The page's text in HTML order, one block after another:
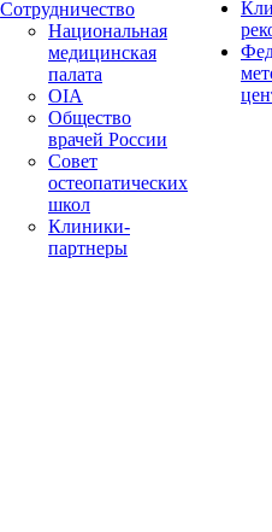
Сотрудничество
Национальная
медицинская
палата
OIA
Общество
врачей России
Совет
остеопатических
школ
Клиники-
партнеры